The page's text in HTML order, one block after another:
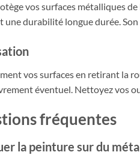
vos surfaces métalliques
une durabilité longue durée.
vos surfaces en retirant la
éventuel. Nettoyez vos
fréquentes
la peinture sur du